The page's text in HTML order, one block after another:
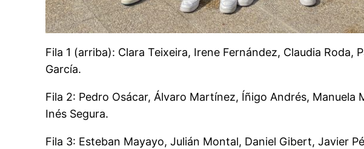
Fila 1 (arriba): Clara Teixeira, Irene Fernández, Claudia
García.
Fila 2: Pedro Osácar, Álvaro Martínez, Íñigo Andrés, Manuela
Inés Segura.
Fila 3: Esteban Mayayo, Julián Montal, Daniel Gibert, Javier